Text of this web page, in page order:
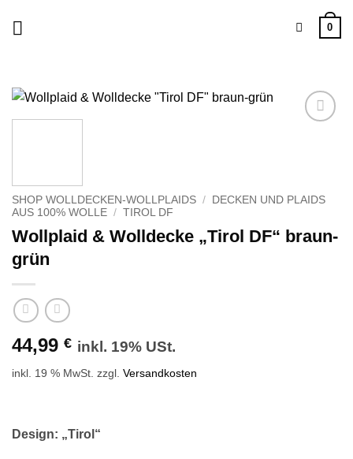
0
SHOP WOLLDECKEN-WOLLPLAIDS /
DECKEN UND PLAIDS
AUS 100% WOLLE / TIROL DF
Wollplaid & Wolldecke „Tirol DF“ braun-
grün
44,99 € inkl. 19% USt.
inkl. 19 % MwSt. zzgl. Versandkosten
Design: „Tirol“